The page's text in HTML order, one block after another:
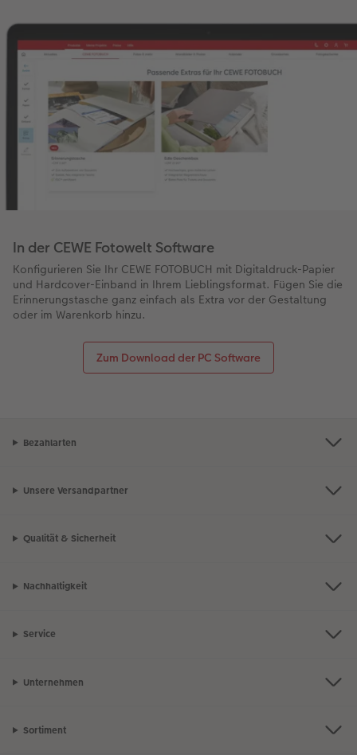
In der CEWE Fotowelt Software
Konfigurieren Sie Ihr CEWE FOTOBUCH mit Digitaldruck-Papier
und Hardcover-Einband in Ihrem Lieblingsformat. Fügen Sie die
Erinnerungstasche ganz einfach als Extra vor der Gestaltung
oder im Warenkorb hinzu.
Zum Download der PC Software
Bezahlarten
Unsere Versandpartner
Qualität & Sicherheit
Nachhaltigkeit
Service
Unternehmen
Sortiment